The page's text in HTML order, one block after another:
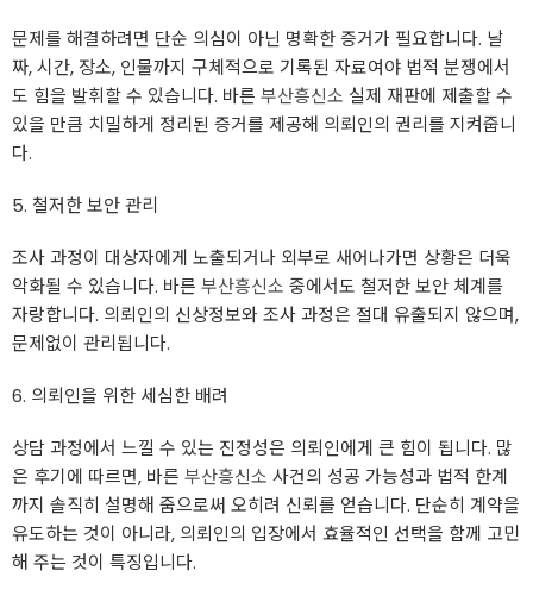
문제를 해결하려면 단순 의심이 아닌 명확한 증거가 필요합니다. 날
짜, 시간, 장소, 인물까지 구체적으로 기록된 자료여야 법적 분쟁에서
도 힘을 발휘할 수 있습니다. 바른 부산흥신소 실제 재판에 제출할 수
있을 만큼 치밀하게 정리된 증거를 제공해 의뢰인의 권리를 지켜줍니
다.
5. 철저한 보안 관리
조사 과정이 대상자에게 노출되거나 외부로 새어나가면 상황은 더욱
악화될 수 있습니다. 바른 부산흥신소 중에서도 철저한 보안 체계를
자랑합니다. 의뢰인의 신상정보와 조사 과정은 절대 유출되지 않으며,
문제없이 관리됩니다.
6. 의뢰인을 위한 세심한 배려
상담 과정에서 느낄 수 있는 진정성은 의뢰인에게 큰 힘이 됩니다. 많
은 후기에 따르면, 바른 부산흥신소 사건의 성공 가능성과 법적 한계
까지 솔직히 설명해 줌으로써 오히려 신뢰를 얻습니다. 단순히 계약을
유도하는 것이 아니라, 의뢰인의 입장에서 효율적인 선택을 함께 고민
해 주는 것이 특징입니다.